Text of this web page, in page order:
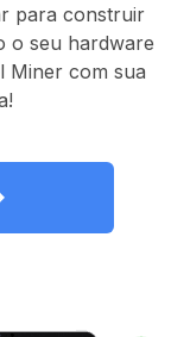
para construir
o seu hardware
Miner com sua